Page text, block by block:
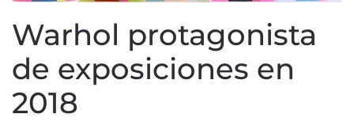
Warhol protagonista
de exposiciones en
2018